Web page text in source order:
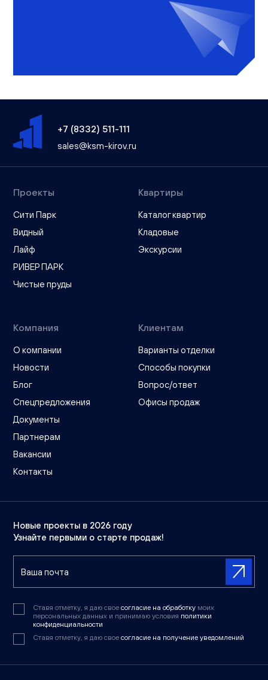
+7 (8332) 511-111
sales@ksm-kirov.ru
Проекты
Сити Парк
Видный
Лайф
РИВЕР ПАРК
Чистые пруды
Квартиры
Каталог квартир
Кладовые
Экскурсии
Компания
О компании
Новости
Блог
Спецпредложения
Документы
Партнерам
Вакансии
Контакты
Клиентам
Варианты отделки
Способы покупки
Вопрос/ответ
Офисы продаж
Новые проекты в 2026 году
Узнайте первыми о старте продаж!
Ставя отметку, я даю свое согласие на обработку моих
персональных данных и принимаю условия политики
конфиденциальности
Ставя отметку, я даю свое согласие на получение уведомлений